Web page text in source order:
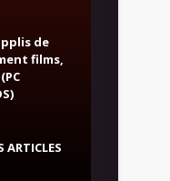
de
films,
ARTICLES